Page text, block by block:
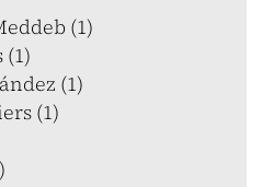
(1)
(1)
(1)